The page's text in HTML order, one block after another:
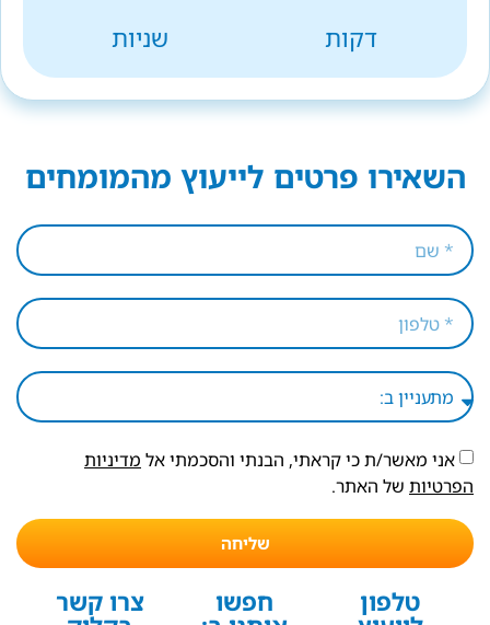
דקות
שניות
השאירו פרטים לייעוץ מהמומחים
אני מאשר/ת כי קראתי, הבנתי והסכמתי אל מדיניות
הפרטיות של האתר.
שליחה
טלפון חפשו צרו קשר